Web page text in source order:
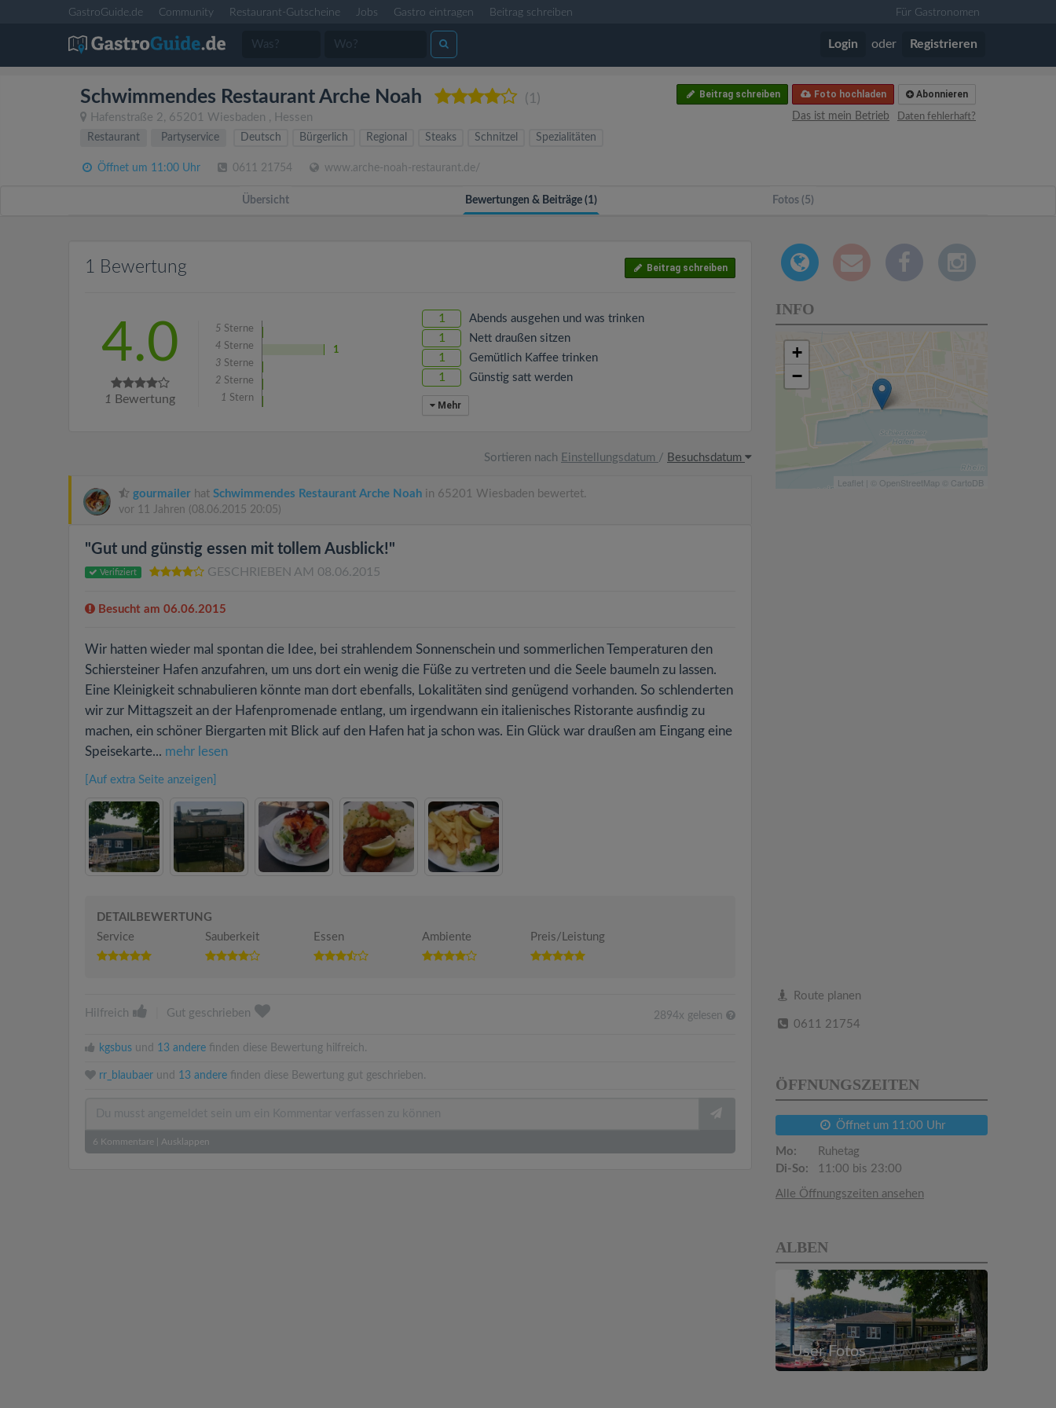
GastroGuide.de Community Restaurant-Gutscheine Jobs Gastro eintragen Beitrag schreiben Für Gastronomen
Login oder Registrieren
Schwimmendes Restaurant Arche Noah (1)
Hafenstraße 2, 65201 Wiesbaden , Hessen
Abonnieren
Foto hochladen
Beitrag schreiben
Daten fehlerhaft?
Das ist mein Betrieb
Restaurant
Partyservice Deutsch Bürgerlich Regional Steaks Schnitzel Spezialitäten
Öffnet um 11:00 Uhr 0611 21754 www.arche-noah-restaurant.de/
Übersicht Bewertungen & Beiträge (1) Fotos (5)
1 Bewertung Beitrag schreiben
4.0
1 Bewertung
5 Sterne
4 Sterne
1
3 Sterne
2 Sterne
1 Stern
1 Abends ausgehen und was trinken
1 Nett draußen sitzen
1 Gemütlich Kaffee trinken
1 Günstig satt werden
Mehr
Sortieren nach Einstellungsdatum / Besuchsdatum
gourmailer hat Schwimmendes Restaurant Arche Noah in 65201 Wiesbaden bewertet.
vor 11 Jahren (08.06.2015 20:05)
"Gut und günstig essen mit tollem Ausblick!"
Verifiziert GESCHRIEBEN AM 08.06.2015
Besucht am 06.06.2015
Wir hatten wieder mal spontan die Idee, bei strahlendem Sonnenschein und sommerlichen Temperaturen den
Schiersteiner Hafen anzufahren, um uns dort ein wenig die Füße zu vertreten und die Seele baumeln zu lassen.
Eine Kleinigkeit schnabulieren könnte man dort ebenfalls, Lokalitäten sind genügend vorhanden. So schlenderten
wir zur Mittagszeit an der Hafenpromenade entlang, um irgendwann ein italienisches Ristorante ausfindig zu
machen, ein schöner Biergarten mit Blick auf den Hafen hat ja schon was. Ein Glück war draußen am Eingang eine
Speisekarte... mehr lesen
[Auf extra Seite anzeigen]
DETAILBEWERTUNG
Service
Sauberkeit Essen Ambiente Preis/Leistung
Hilfreich Gut geschrieben 2894x gelesen
kgsbus und 13 andere finden diese Bewertung hilfreich.
rr_blaubaer und 13 andere finden diese Bewertung gut geschrieben.
6 Kommentare Ausklappen
INFO
+
−
Leaflet OpenStreetMap CartoDB
Route planen
0611 21754
ÖFFNUNGSZEITEN
Öffnet um 11:00 Uhr
Mo:
Ruhetag
Di-So:
11:00 bis 23:00
Alle Öffnungszeiten ansehen
ALBEN
User Fotos